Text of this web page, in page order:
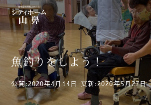
魚釣りをしよう！
公開:2020年4月14日 更新:2020年5月27日